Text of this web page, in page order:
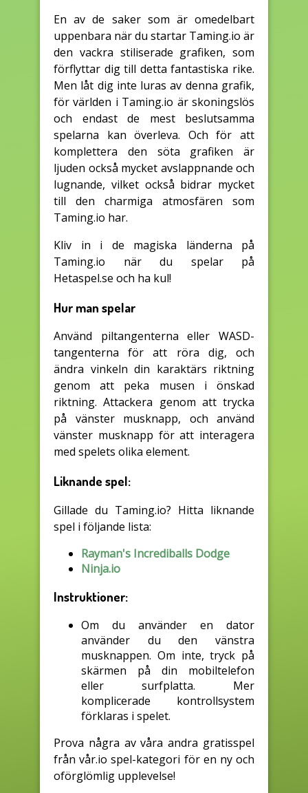
En av de saker som är omedelbart
uppenbara när du startar Taming.io är
den vackra stiliserade grafiken, som
förflyttar dig till detta fantastiska rike.
Men låt dig inte luras av denna grafik,
för världen i Taming.io är skoningslös
och endast de mest beslutsamma
spelarna kan överleva. Och för att
komplettera den söta grafiken är
ljuden också mycket avslappnande och
lugnande, vilket också bidrar mycket
till den charmiga atmosfären som
Taming.io har.
Kliv in i de magiska länderna på
Taming.io när du spelar på
Hetaspel.se och ha kul!
Hur man spelar
Använd piltangenterna eller WASD-
tangenterna för att röra dig, och
ändra vinkeln din karaktärs riktning
genom att peka musen i önskad
riktning. Attackera genom att trycka
på vänster musknapp, och använd
vänster musknapp för att interagera
med spelets olika element.
Liknande spel:
Gillade du Taming.io? Hitta liknande
spel i följande lista:
Rayman's Incrediballs Dodge
Ninja.io
Instruktioner:
Om du använder en dator
använder du den vänstra
musknappen. Om inte, tryck på
skärmen på din mobiltelefon
eller surfplatta. Mer
komplicerade kontrollsystem
förklaras i spelet.
Prova några av våra andra gratisspel
från vår.io spel-kategori för en ny och
oförglömlig upplevelse!